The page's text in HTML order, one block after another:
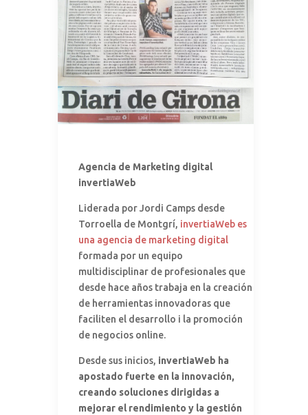
Agencia de Marketing digital
invertiaWeb
Liderada por Jordi Camps desde
Torroella de Montgrí, invertiaWeb es
una agencia de marketing digital
formada por un equipo
multidisciplinar de profesionales que
desde hace años trabaja en la creación
de herramientas innovadoras que
faciliten el desarrollo i la promoción
de negocios online.
Desde sus inicios, invertiaWeb ha
apostado fuerte en la innovación,
creando soluciones dirigidas a
mejorar el rendimiento y la gestión